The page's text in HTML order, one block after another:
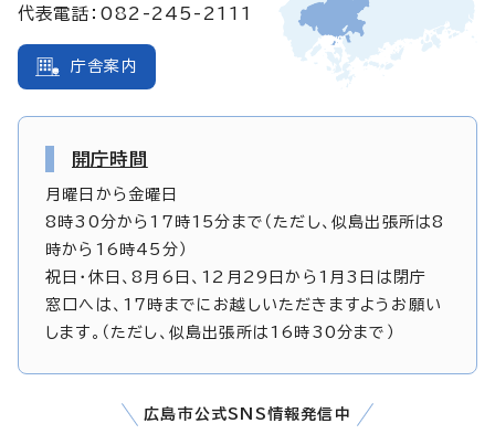
代表電話：082-245-2111
庁舎案内
開庁時間
月曜日から金曜日
8時30分から17時15分まで（ただし、似島出張所は8
時から16時45分）
祝日・休日、8月6日、12月29日から1月3日は閉庁
窓口へは、17時までにお越しいただきますようお願い
します。（ただし、似島出張所は16時30分まで）
広島市公式SNS情報発信中